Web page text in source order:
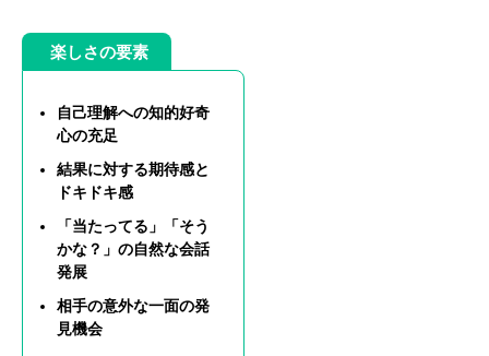
楽しさの要素
自己理解への知的好奇
心の充足
結果に対する期待感と
ドキドキ感
「当たってる」「そう
かな？」の自然な会話
発展
相手の意外な一面の発
見機会